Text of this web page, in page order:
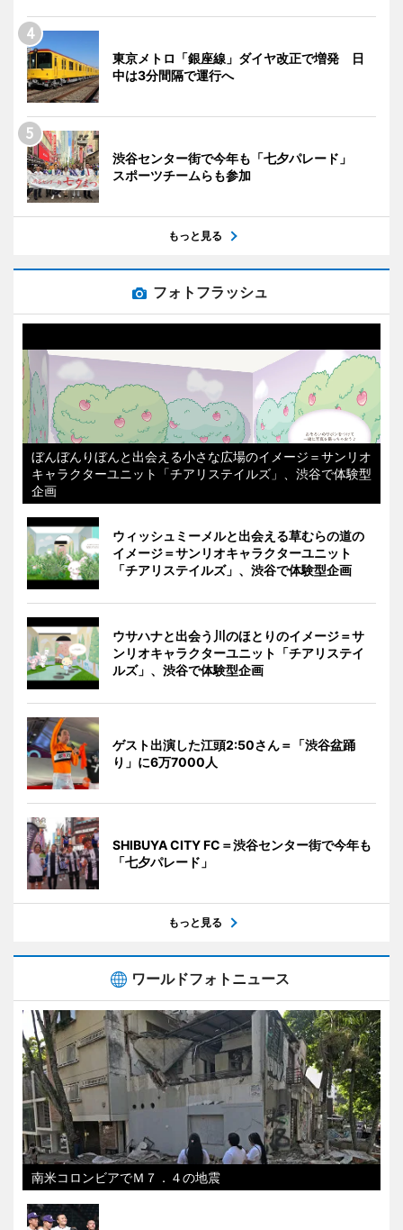
東京メトロ「銀座線」ダイヤ改正で増発 日
中は3分間隔で運行へ
渋谷センター街で今年も「七夕パレード」
スポーツチームらも参加
もっと見る
フォトフラッシュ
ぼんぼんりぼんと出会える小さな広場のイメージ＝サンリオ
キャラクターユニット「チアリステイルズ」、渋谷で体験型
企画
ウィッシュミーメルと出会える草むらの道の
イメージ＝サンリオキャラクターユニット
「チアリステイルズ」、渋谷で体験型企画
ウサハナと出会う川のほとりのイメージ＝サ
ンリオキャラクターユニット「チアリステイ
ルズ」、渋谷で体験型企画
ゲスト出演した江頭2:50さん＝「渋谷盆踊
り」に6万7000人
SHIBUYA CITY FC＝渋谷センター街で今年も
「七夕パレード」
もっと見る
ワールドフォトニュース
南米コロンビアでＭ７．４の地震